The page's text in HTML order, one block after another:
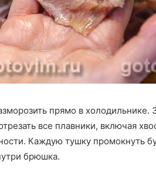
прямо в холодильнике.
все плавники, включая
Каждую тушку промокнуть
брюшка.